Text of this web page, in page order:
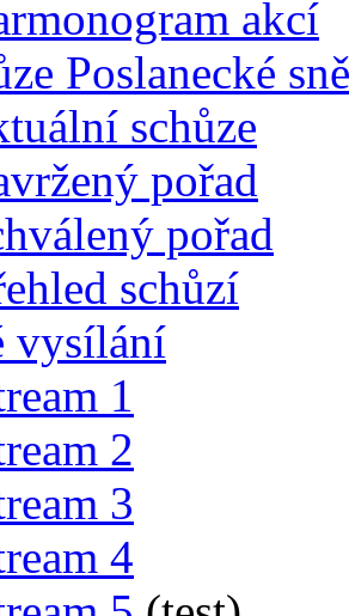
akcí
Poslanecké
schůze
pořad
pořad
schůzí
vysílání
1
2
3
4